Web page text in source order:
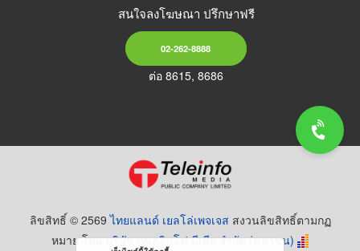
สนใจลงโฆษณา ปรึกษาฟรี
02-262-8888
ต่อ 8615, 8686
ลิขสิทธิ์ © 2569ไทยแลนด์ เยลโล่เพจเจส สงวนลิขสิทธิ์ตามกฏ
หมาย โดยบริษัท เทเลอินโฟ มีเดีย จำกัด (มหาชน)